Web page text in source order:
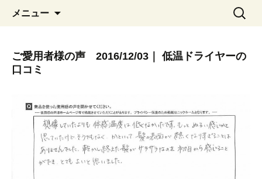
メニュー
ン
ツ
動
検
索:
ご愛用者様の声 2016/12/03｜ 低温ドライヤーの
口コミ